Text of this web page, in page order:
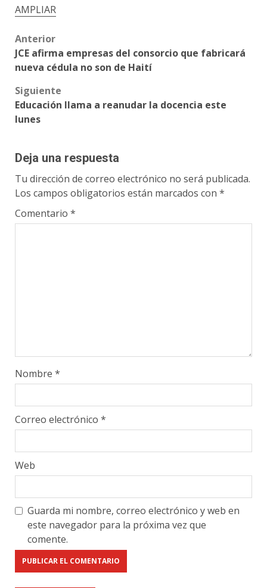
AMPLIAR
Post
navigation
Anterior
JCE afirma empresas del consorcio que fabricará
nueva cédula no son de Haití
Siguiente
Educación llama a reanudar la docencia este
lunes
Deja una respuesta
Tu dirección de correo electrónico no será publicada.
Los campos obligatorios están marcados con *
Comentario *
Nombre *
Correo electrónico *
Web
Guarda mi nombre, correo electrónico y web en
este navegador para la próxima vez que
comente.